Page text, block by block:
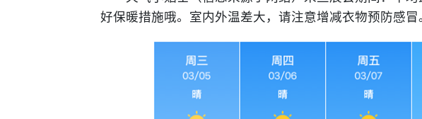
好保暖措施哦。室内外温差大，请注意增减衣物预防感冒。